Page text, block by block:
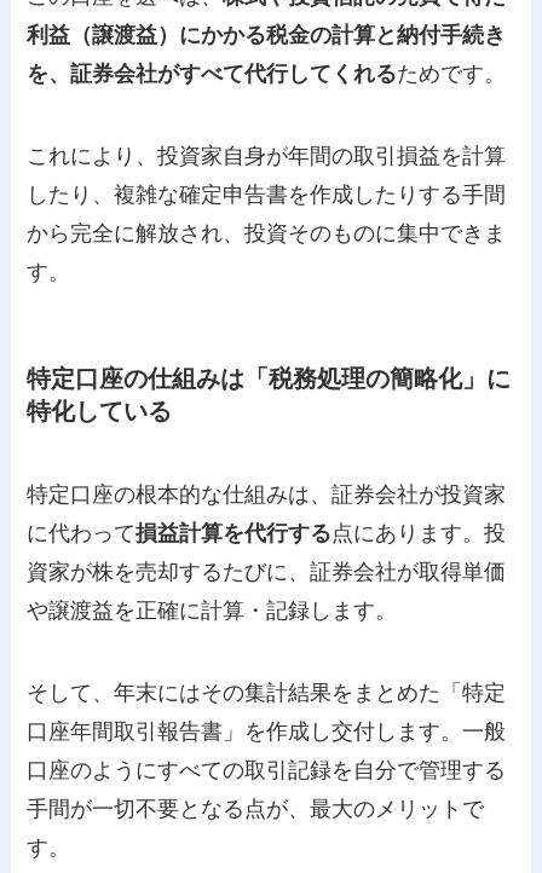
利益（譲渡益）にかかる税金の計算と納付手続き
を、証券会社がすべて代行してくれるためです。
これにより、投資家自身が年間の取引損益を計算
したり、複雑な確定申告書を作成したりする手間
から完全に解放され、投資そのものに集中できま
す。
特定口座の仕組みは「税務処理の簡略化」に
特化している
特定口座の根本的な仕組みは、証券会社が投資家
に代わって損益計算を代行する点にあります。投
資家が株を売却するたびに、証券会社が取得単価
や譲渡益を正確に計算・記録します。
そして、年末にはその集計結果をまとめた「特定
口座年間取引報告書」を作成し交付します。一般
口座のようにすべての取引記録を自分で管理する
手間が一切不要となる点が、最大のメリットで
す。